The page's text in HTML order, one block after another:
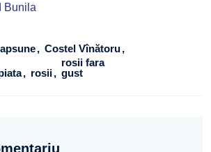
Bunila
Costel Vînătoru
rosii
rosii fara
gust